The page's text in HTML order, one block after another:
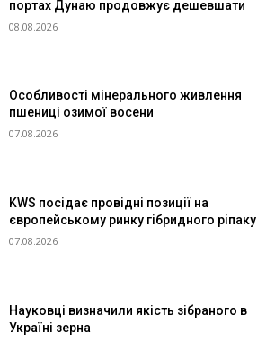
портах Дунаю продовжує дешевшати
08.08.2026
Особливості мінерального живлення
пшениці озимої восени
07.08.2026
KWS посідає провідні позиції на
європейському ринку гібридного ріпаку
07.08.2026
Науковці визначили якість зібраного в
Україні зерна